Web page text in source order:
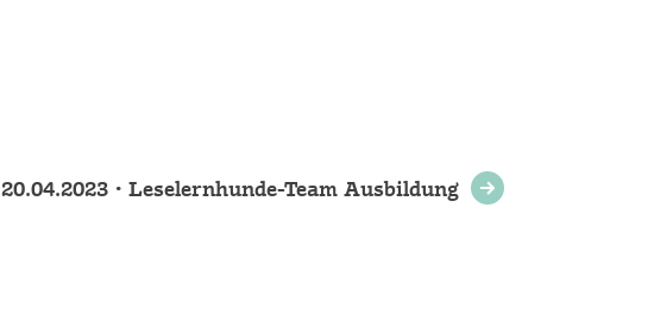
20.04.2023 • Leselernhunde-Team Ausbildung